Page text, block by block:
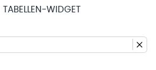
TABELLEN-WIDGET